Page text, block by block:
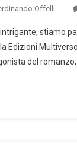
Offelli
stiamo
Edizioni
del